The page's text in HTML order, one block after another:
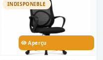
INDISPONIBLE
Aperçu